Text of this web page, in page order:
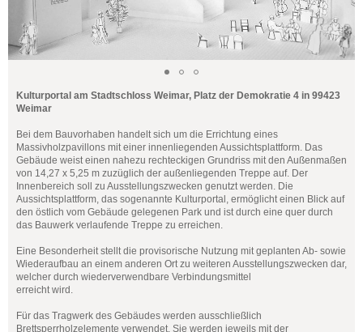
Kulturportal am Stadtschloss Weimar, Platz der Demokratie 4 in 99423
Weimar
Bei dem Bauvorhaben handelt sich um die Errichtung eines
Massivholzpavillons mit einer innenliegenden Aussichtsplattform. Das
Gebäude weist einen nahezu rechteckigen Grundriss mit den Außenmaßen
von 14,27 x 5,25 m zuzüglich der außenliegenden Treppe auf. Der
Innenbereich soll zu Ausstellungszwecken genutzt werden. Die
Aussichtsplattform, das sogenannte Kulturportal, ermöglicht einen Blick auf
den östlich vom Gebäude gelegenen Park und ist durch eine quer durch
das Bauwerk verlaufende Treppe zu erreichen.
Eine Besonderheit stellt die provisorische Nutzung mit geplanten Ab- sowie
Wiederaufbau an einem anderen Ort zu weiteren Ausstellungszwecken dar,
welcher durch wiederverwendbare Verbindungsmittel
erreicht wird.
Für das Tragwerk des Gebäudes werden ausschließlich
Brettsperrholzelemente verwendet. Sie werden jeweils mit der